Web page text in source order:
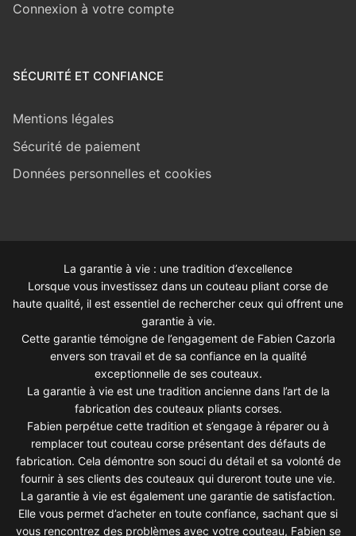
Connexion à votre compte
SÉCURITÉ ET CONFIANCE
Mentions légales
Sécurité de paiement
Données personnelles et cookies
La garantie à vie : une tradition d’excellence
Lorsque vous investissez dans un couteau pliant corse de
haute qualité, il est essentiel de rechercher ceux qui offrent une
garantie à vie.
Cette garantie témoigne de l’engagement de Fabien Cazorla
envers son travail et de sa confiance en la qualité
exceptionnelle de ses couteaux.
La garantie à vie est une tradition ancienne dans l’art de la
fabrication des couteaux pliants corses.
Fabien perpétue cette tradition et s’engage à réparer ou à
remplacer tout couteau corse présentant des défauts de
fabrication. Cela démontre son souci du détail et sa volonté de
fournir à ses clients des couteaux qui dureront toute une vie.
La garantie à vie est également une garantie de satisfaction.
Elle vous permet d’acheter en toute confiance, sachant que si
vous rencontrez des problèmes avec votre couteau, Fabien se